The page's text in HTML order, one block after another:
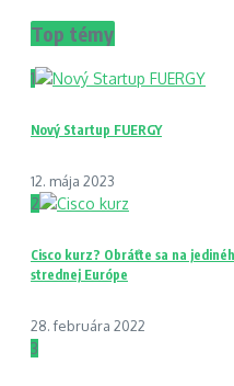
Top témy
1
Nový Startup FUERGY
12. mája 2023
2
Cisco kurz? Obráťte sa na
strednej Európe
28. februára 2022
3